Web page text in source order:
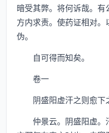
暗受其弊。将何诉哉。
方内求责。使药证相对
伪。
自可得而知矣。
卷一
阴盛阳虚汗之则愈下
仲景云。阴盛阳虚。